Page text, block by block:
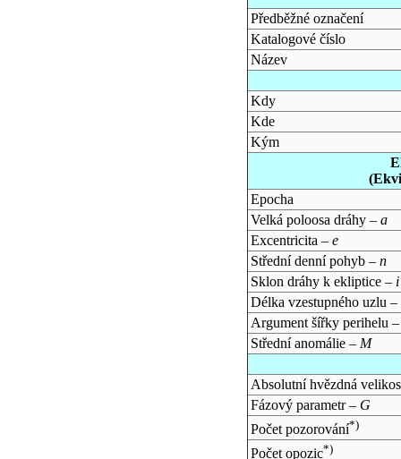
Předběžné označení
Katalogové číslo
Název
Kdy
Kde
Kým
Epocha
Velká poloosa dráhy – a
Excentricita – e
Střední denní pohyb – n
Sklon dráhy k ekliptice – i
Délka vzestupného uzlu –
Argument šířky perihelu
Střední anomálie – M
Absolutní hvězdná
Fázový parametr – G
Počet pozorování*)
Počet opozic*)